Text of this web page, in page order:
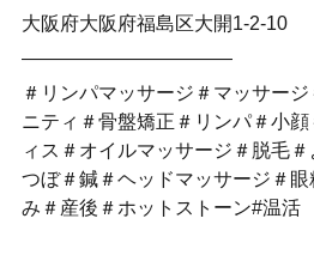
大阪府大阪府福島区大開1-2-10
———————————
＃リンパマッサージ＃マッサー
ニティ＃骨盤矯正＃リンパ＃小
ィス＃オイルマッサージ＃脱毛
つぼ＃鍼＃ヘッドマッサージ＃眼
み＃産後＃ホットストーン#温活